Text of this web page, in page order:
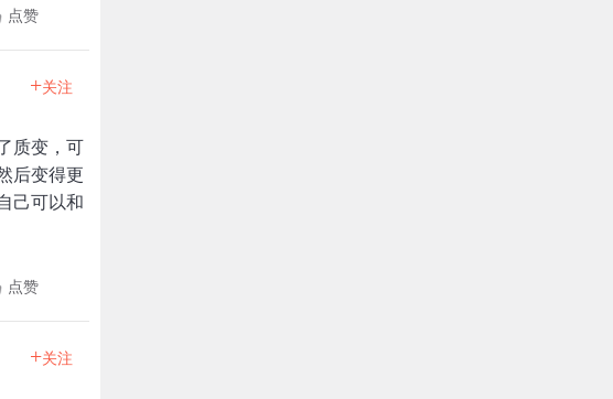
点赞
+关注
质变，可
后变得更
己可以和
点赞
+关注